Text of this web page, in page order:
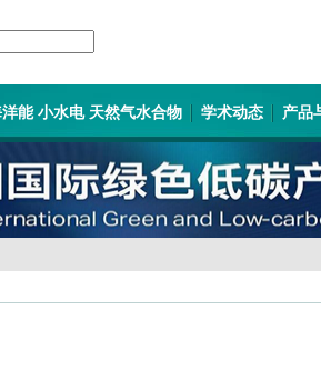
能 小水电 天然气水合物 学术动态 产品